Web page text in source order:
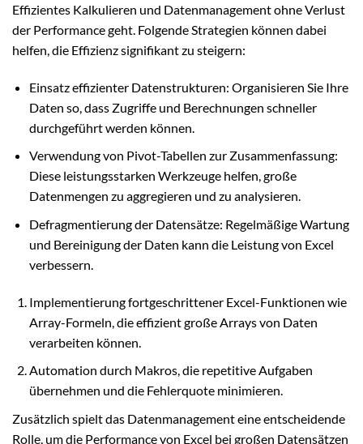
Effizientes Kalkulieren und Datenmanagement ohne Verlust
der Performance geht. Folgende Strategien können dabei
helfen, die Effizienz signifikant zu steigern:
Einsatz effizienter Datenstrukturen: Organisieren Sie Ihre
Daten so, dass Zugriffe und Berechnungen schneller
durchgeführt werden können.
Verwendung von Pivot-Tabellen zur Zusammenfassung:
Diese leistungsstarken Werkzeuge helfen, große
Datenmengen zu aggregieren und zu analysieren.
Defragmentierung der Datensätze: Regelmäßige Wartung
und Bereinigung der Daten kann die Leistung von Excel
verbessern.
Implementierung fortgeschrittener Excel-Funktionen wie
Array-Formeln, die effizient große Arrays von Daten
verarbeiten können.
Automation durch Makros, die repetitive Aufgaben
übernehmen und die Fehlerquote minimieren.
Zusätzlich spielt das Datenmanagement eine entscheidende
Rolle, um die Performance von Excel bei großen Datensätzen